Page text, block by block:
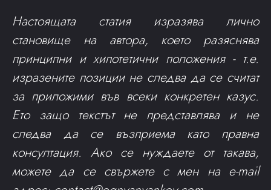
Настоящата статия изразява лично
становище на автора, което разяснява
принципни и хипотетични положения - т.е.
изразените позиции не следва да се считат
за приложими във всеки конкретен казус.
Ето защо текстът не представлява и не
следва да се възприема като правна
консултация. Ако се нуждаете от такава,
можете да се свържете с мен на e-mail